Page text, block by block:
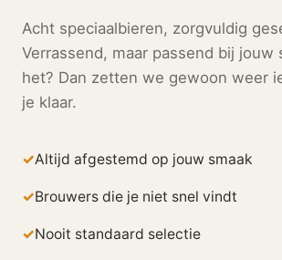
Acht speciaalbieren, zorgvuldig
Verrassend, maar passend bij jouw
het? Dan zetten we gewoon weer
je klaar.
Altijd afgestemd op jouw smaak
Brouwers die je niet snel vindt
Nooit standaard selectie